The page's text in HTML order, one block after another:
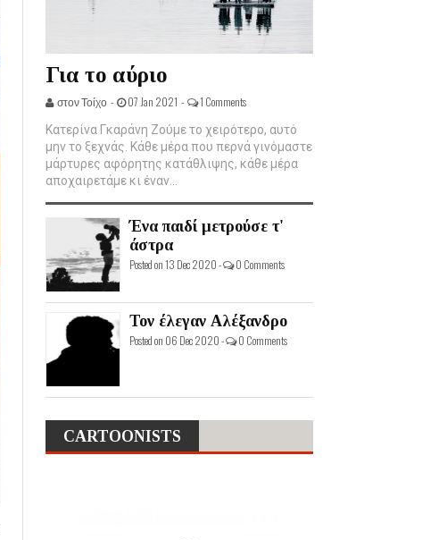
Για το αύριο
στον Τοίχο - 07 Jan 2021 - 1 Comments
Κατερίνα Γκαράνη Ζούμε το χειρότερο, αυτό
μην το ξεχνάς. Κάθε μέρα που περνά γινόμαστε
μάρτυρες αφόρητης κατάθλιψης, κάθε μέρα
αποχαιρετάμε κι έναν...
Ένα παιδί μετρούσε τ'
άστρα
Posted on 13 Dec 2020 - 0 Comments
Τον έλεγαν Αλέξανδρο
Posted on 06 Dec 2020 - 0 Comments
CARTOONISTS